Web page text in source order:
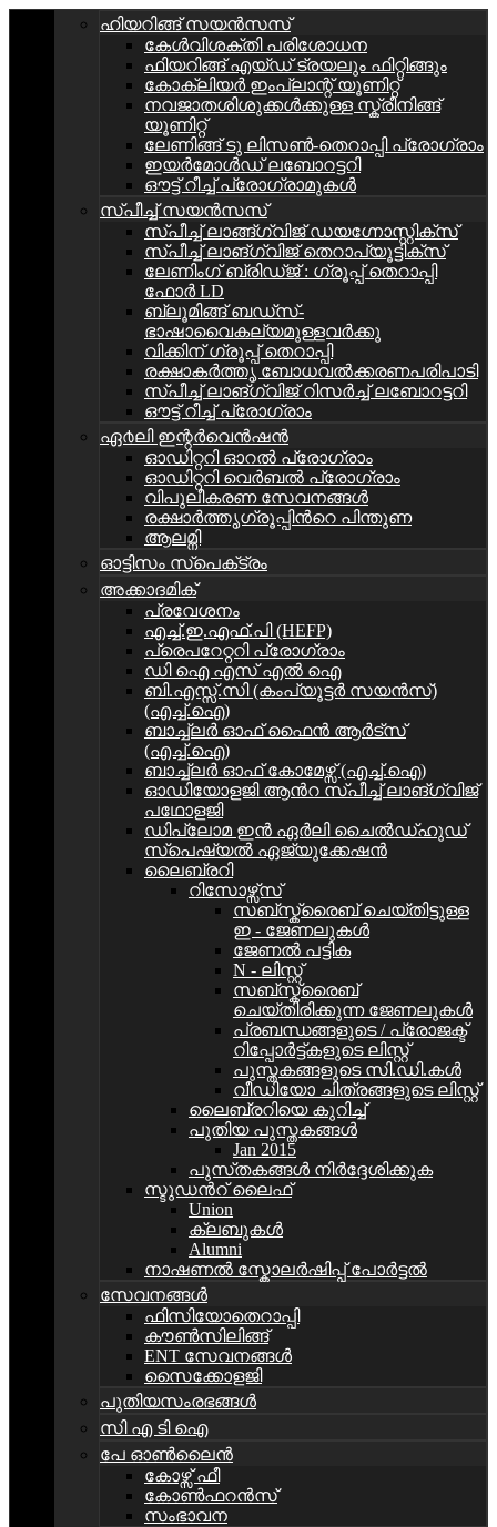
ഹിയറിങ്ങ് സയൻസസ്
കേള്‍വിശക്തി പരിശോധന
ഫിയറിങ്ങ് എയ്ഡ് ട്രയലും ഫിറ്റിങ്ങും
കോക്ലിയർ ഇംപ്ലാന്റ് യൂണിറ്റ്
നവജാതശിശുക്കൾക്കുള്ള സ്ക്രീനിങ്ങ്
യൂണിറ്റ്
ലേണിങ്ങ് ടു ലിസൺ-തെറാപ്പി പ്രോഗ്രാം
ഇയർമോൾഡ് ലബോറട്ടറി
ഔട്ട് റീച്ച് പ്രോഗ്രാമുകൾ
സ്പീച്ച് സയൻസസ്
സ്പീച്ച് ലാങ്ങ്ഗ്വിജ് ഡയഗ്നോസ്റ്റിക്സ്
സ്പീച്ച് ലാങ്ഗ്വിജ് തെറാപ്യൂട്ടിക്സ്
ലേണിംഗ് ബ്രിഡ്ജ് : ഗ്രൂപ്പ്‌ തെറാപ്പി
ഫോർ LD
ബ്ലൂമിങ്ങ് ബഡ്സ്-
ഭാഷാവൈകല്യമുള്ളവർക്കു
വിക്കിന് ഗ്രൂപ്പ് തെറാപ്പി
രക്ഷാകർത്തൃ ബോധവൽക്കരണപരിപാടി
സ്പീച്ച് ലാങ്ഗ്വിജ് റിസർച്ച് ലബോറട്ടറി
ഔട്ട് റീച്ച് പ്രോഗ്രാം
ഏ൪ലി ഇന്റർവെൻഷൻ
ഓഡിറ്ററി ഓറൽ പ്രോഗ്രാം
ഓഡിറ്ററി വെർബൽ പ്രോഗ്രാം
വിപുലീകരണ സേവനങ്ങള്‍
രക്ഷാർത്തൃഗ്രൂപ്പിന്‍റെ പിന്തുണ
ആലമ്നി
ഓട്ടിസം സ്‌പെക്‌ട്രം
അക്കാദമിക്
പ്രവേശനം
എച്ച്.ഇ.എഫ്.പി (HEFP)
പ്രെപറേറ്ററി പ്രോഗ്രാം
ഡി ഐ എസ് എൽ ഐ
ബി.എസ്സ്.സി (കംപ്യൂട്ടർ സയൻസ്)
(എച്ച്.ഐ)
ബാച്ച്ലർ ഓഫ് ഫൈൻ ആർട്സ്
(എച്ച്.ഐ)
ബാച്ച്ലർ ഓഫ് കോമേഴ്സ് (എച്ച്.ഐ)
ഓഡിയോളജി ആന്‍റ സ്പീച്ച് ലാങ്ഗ്വിജ്
പഥോളജി
ഡിപ്ലോമ ഇൻ ഏര്‍ലി ചൈൽഡ്ഹുഡ്
സ്പെഷ്യൽ ഏജ്യുക്കേഷൻ
ലൈബ്രറി
റിസോഴ്സ്സ്
സബ്സ്ക്രൈബ് ചെയ്തിട്ടുള്ള
ഇ - ജേണലുകള്‍
ജേണൽ പട്ടിക
N - ലിസ്റ്റ്
സബ്സ്ക്രൈബ്
ചെയ്തിരിക്കുന്ന ജേണലുകൾ
പ്രബന്ധങ്ങളുടെ / പ്രോജക്ട്
റിപ്പോര്‍ട്ട്കളുടെ ലിസ്റ്റ്
പുസ്തകങ്ങളുടെ സി.ഡി.കള്‍
വീഡിയോ ചിത്രങ്ങളുടെ ലിസ്റ്റ്
ലൈബ്രറിയെ കുറിച്ച്
പുതിയ പുസ്തകങ്ങള്‍
Jan 2015
പുസ്‌തകങ്ങൾ നിർദ്ദേശിക്കുക
സ്ടുഡന്‍റ്‌ ലൈഫ്
Union
ക്ലബുകള്‍
Alumni
നാഷണൽ സ്കോലർഷിപ്പ് പോർട്ടൽ
സേവനങ്ങൾ
ഫിസിയോതെറാപ്പി
കൗൺസിലിങ്ങ്
ENT സേവനങ്ങൾ
സൈക്കോളജി
പുതിയസംരഭങ്ങൾ
സി എ ടി ഐ
പേ ഓൺലൈൻ
കോഴ്സ് ഫീ
കോൺഫറൻസ്
സംഭാവന